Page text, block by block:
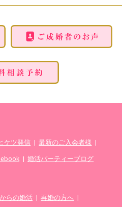
ケツ発信 | 最新のご入会者様 |
| 婚活パーティーブログ
らの婚活 | 再婚の方へ |